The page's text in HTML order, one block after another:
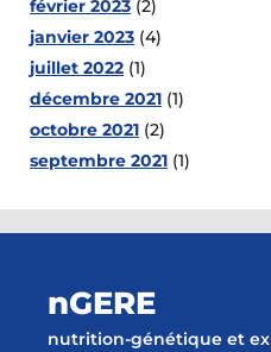
février 2023 (2)
janvier 2023 (4)
juillet 2022 (1)
décembre 2021 (1)
octobre 2021 (2)
septembre 2021 (1)
nGERE
nutrition-génétique et